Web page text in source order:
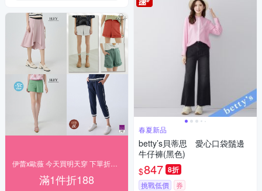
滿1件折188
春夏新品
betty’s貝蒂思 愛心口袋鬚邊
牛仔褲(黑色)
$847 8折
挑戰低價 券